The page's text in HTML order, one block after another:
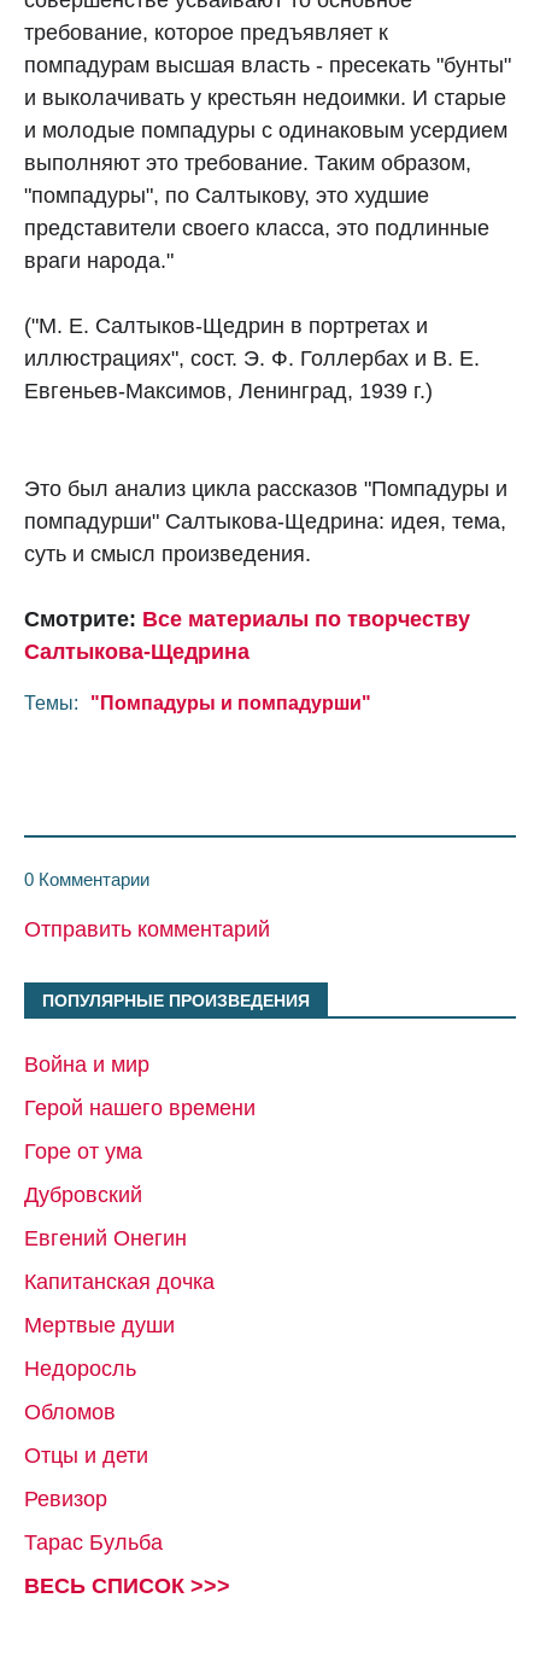
требование, которое предъявляет к
помпадурам высшая власть - пресекать "бунты"
и выколачивать у крестьян недоимки. И старые
и молодые помпадуры с одинаковым усердием
выполняют это требование. Таким образом,
"помпадуры", по Салтыкову, это худшие
представители своего класса, это подлинные
враги народа."
("М. Е. Салтыков-Щедрин в портретах и
иллюстрациях", сост. Э. Ф. Голлербах и В. Е.
Евгеньев-Максимов, Ленинград, 1939 г.)
Это был анализ цикла рассказов "Помпадуры и
помпадурши" Салтыкова-Щедрина: идея, тема,
суть и смысл произведения.
Смотрите: Все материалы по творчеству
Салтыкова-Щедрина
Темы: "Помпадуры и помпадурши"
0 Комментарии
Отправить комментарий
ПОПУЛЯРНЫЕ ПРОИЗВЕДЕНИЯ
Война и мир
Герой нашего времени
Горе от ума
Дубровский
Евгений Онегин
Капитанская дочка
Мертвые души
Недоросль
Обломов
Отцы и дети
Ревизор
Тарас Бульба
ВЕСЬ СПИСОК >>>